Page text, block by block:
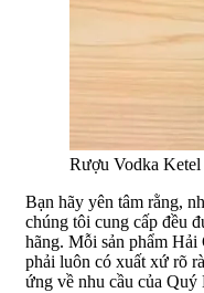
Rượu Vodka
Bạn hãy yên tâm rằng,
chúng tôi cung cấp đều
hãng. Mỗi sản phẩm
phải luôn có xuất xứ rõ
ứng về nhu cầu của Quý